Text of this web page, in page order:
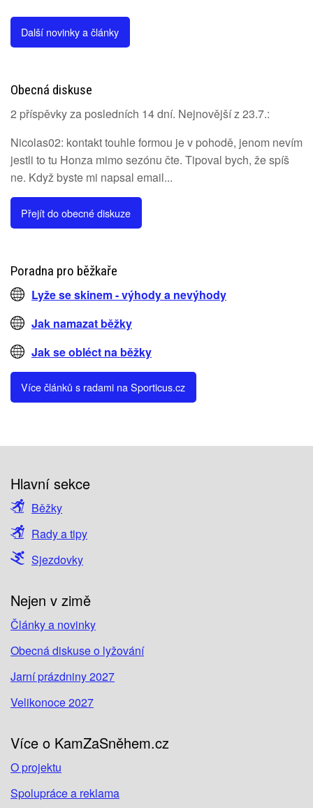
Další novinky a články
Obecná diskuse
2 příspěvky za posledních 14 dní. Nejnovější z 23.7.:
Nicolas02: kontakt touhle formou je v pohodě, jenom nevím
jestli to tu Honza mimo sezónu čte. Tipoval bych, že spíš
ne. Když byste mi napsal email...
Přejít do obecné diskuze
Poradna pro běžkaře
Lyže se skinem - výhody a nevýhody
Jak namazat běžky
Jak se obléct na běžky
Více článků s radami na Sporticus.cz
Hlavní sekce
Běžky
Rady a tipy
Sjezdovky
Nejen v zimě
Články a novinky
Obecná diskuse o lyžování
Jarní prázdniny 2027
Velikonoce 2027
Více o KamZaSněhem.cz
O projektu
Spolupráce a reklama